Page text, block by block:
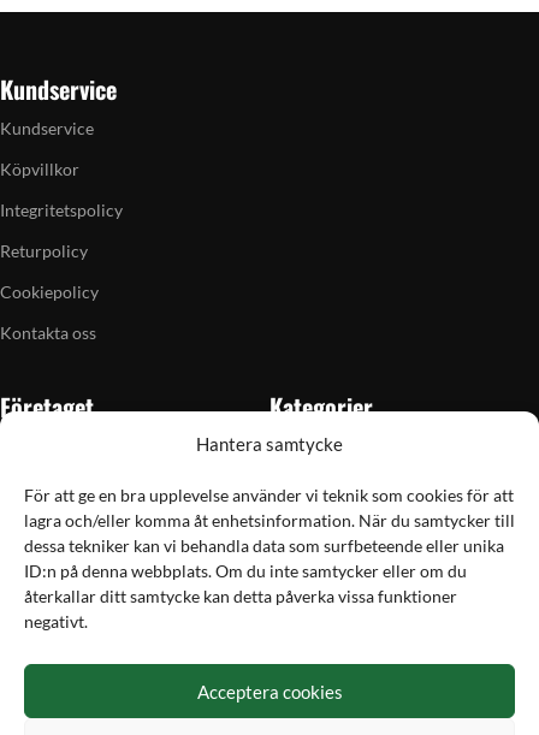
Hantera samtycke
För att ge en bra upplevelse använder vi teknik som cookies för att
lagra och/eller komma åt enhetsinformation. När du samtycker till
dessa tekniker kan vi behandla data som surfbeteende eller unika
ID:n på denna webbplats. Om du inte samtycker eller om du
återkallar ditt samtycke kan detta påverka vissa funktioner
negativt.
Acceptera cookies
Kundservice
Kundservice
Köpvillkor
Integritetspolicy
Returpolicy
Cookiepolicy
Kontakta oss
Företaget
Butiken i Vellinge
Artiklar
Grain till gram-kalkylator
Kampanjer
Kategorier
Skytte
Jakt & fiske
Handladdning
Optik
Utrustning